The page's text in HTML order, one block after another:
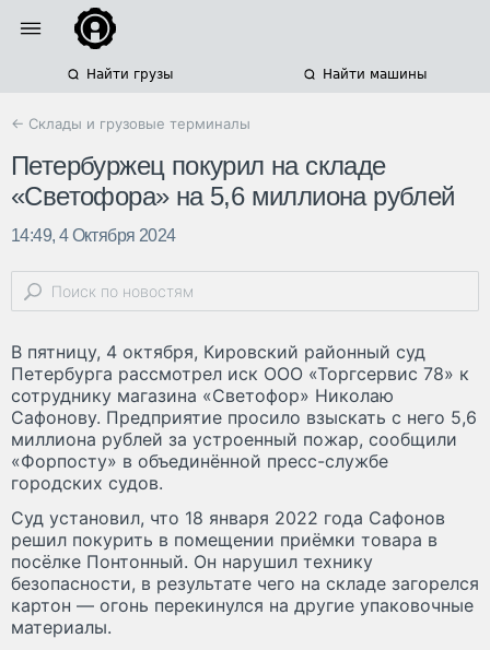
Найти грузы Найти машины
← Склады и грузовые терминалы
Петербуржец покурил на складе
«Светофора» на 5,6 миллиона рублей
14:49, 4 Октября 2024
В пятницу, 4 октября, Кировский районный суд
Петербурга рассмотрел иск ООО «Торгсервис 78» к
сотруднику магазина «Светофор» Николаю
Сафонову. Предприятие просило взыскать с него 5,6
миллиона рублей за устроенный пожар, сообщили
«Форпосту» в объединённой пресс-службе
городских судов.
Суд установил, что 18 января 2022 года Сафонов
решил покурить в помещении приёмки товара в
посёлке Понтонный. Он нарушил технику
безопасности, в результате чего на складе загорелся
картон — огонь перекинулся на другие упаковочные
материалы.